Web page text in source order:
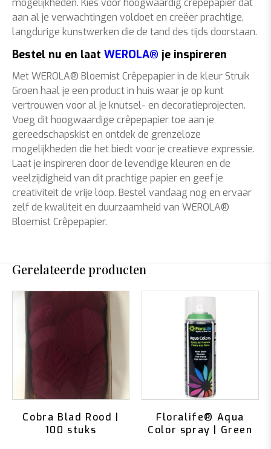
mogelijkheden. Kies voor hoogwaardig crêpepapier dat
aan al je verwachtingen voldoet en creëer prachtige,
langdurige kunstwerken die de tand des tijds doorstaan.
Bestel nu en laat WEROLA® je inspireren
Met WEROLA® Bloemist Crêpepapier in de kleur Struik
Groen haal je een product in huis waar je op kunt
vertrouwen voor al je knutsel- en decoratieprojecten.
Voeg dit hoogwaardige crêpepapier toe aan je
gereedschapskist en ontdek de grenzeloze
mogelijkheden die het biedt voor je creatieve expressie.
Laat je inspireren door de levendige kleuren en de
veelzijdigheid van dit prachtige papier en geef je
creativiteit de vrije loop. Bestel vandaag nog en ervaar
zelf de kwaliteit en duurzaamheid van WEROLA®
Bloemist Crêpepapier.
Gerelateerde producten
Cobra Blad Rood |
100 stuks
Floralife® Aqua
Color spray | Green